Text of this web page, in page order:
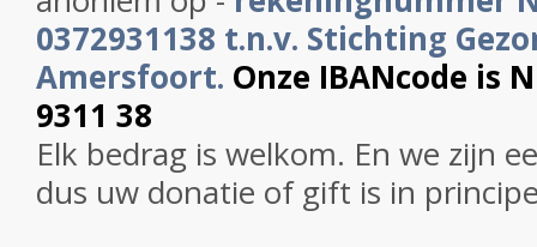
0372931138 t.n.v. Stichting
Amersfoort. Onze IBANcode is
9311 38
Elk bedrag is welkom. En we zijn
dus uw donatie of gift is in